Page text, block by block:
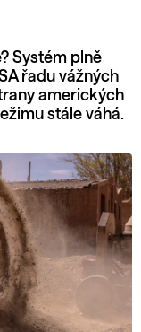
Systém plně
řadu vážných
amerických
stále váhá.